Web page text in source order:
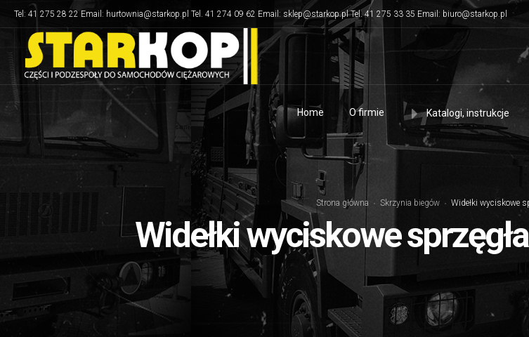
Tel: 41 275 28 22 Email: hurtownia@starkop.pl Tel. 41 274 09 62 Email: sklep@starkop.pl Tel. 41 275 33 35 Email: biuro@starkop.pl
Home O firmie Katalogi, instrukcje
Strona główna Skrzynia biegów Widełki wyciskowe
Widełki wyciskowe